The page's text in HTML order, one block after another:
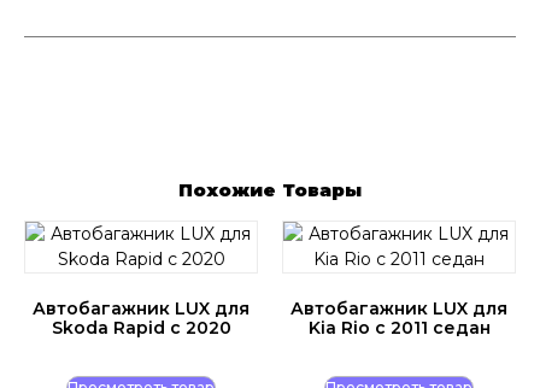
Похожие Товары
Автобагажник LUX для
Skoda Rapid с 2020
Автобагажник LUX для
Kia Rio с 2011 седан